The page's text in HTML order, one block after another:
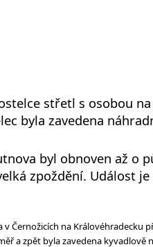
střetl s osobou
byla zavedena
byl obnoven až o
zpoždění. Událost
v Černožicích na Královéhradecku
a zpět byla zavedena